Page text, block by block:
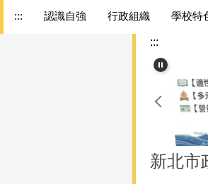
::: 認識自強 行政組織 學校特
:::
新北市